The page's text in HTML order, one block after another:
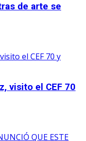
de arte se
visito el CEF 70